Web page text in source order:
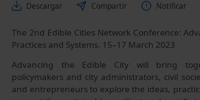
Descargar Compartir Notificar
The 2nd Edible Cities Network Conference:
Practices and Systems. 15–17 March 2023
Advancing the Edible City will bring
policymakers and city administrators, civil
and entrepreneurs to explore the ideas,